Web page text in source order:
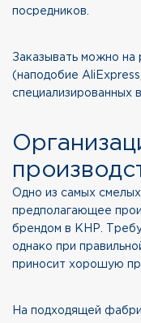
посредников.
Заказывать можно на
(наподобие
специализированных
Одно из самых
предполагающее
брендом в КНР.
однако при
приносит хорошую
На подходящей